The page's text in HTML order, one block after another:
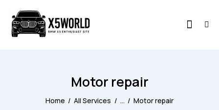
Motor repair
Home All Services ... Motor repair